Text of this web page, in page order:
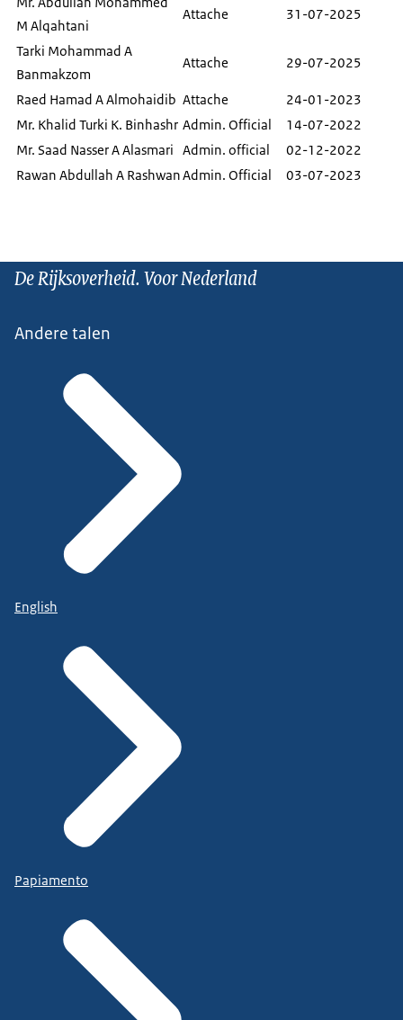
M Alqahtani
Attache 31-07-2025
Tarki Mohammad A
Banmakzom
Attache 29-07-2025
Raed Hamad A Almohaidib Attache
24-01-2023
Mr. Khalid Turki K. Binhashr Admin. Official
14-07-2022
Mr. Saad Nasser A Alasmari Admin. official
02-12-2022
Rawan Abdullah A RashwanAdmin. Official 03-07-2023
De Rijksoverheid. Voor Nederland
Andere talen
English
Papiamento